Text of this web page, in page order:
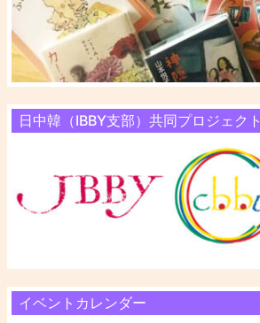
日中韓（IBBY支部）共同プロジェクト
イベントカレンダー